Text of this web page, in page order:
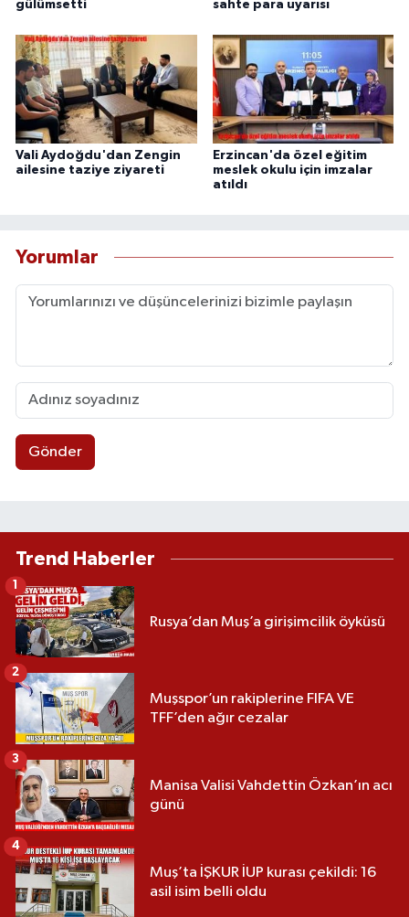
gülümsetti sahte para uyarısı
Vali Aydoğdu'dan Zengin
ailesine taziye ziyareti
Erzincan'da özel eğitim
meslek okulu için imzalar
atıldı
Yorumlar
Gönder
Trend Haberler
Rusya’dan Muş’a girişimcilik öyküsü
Muşspor’un rakiplerine FIFA VE
TFF’den ağır cezalar
2
Manisa Valisi Vahdettin Özkan’ın acı
günü
3
Muş’ta İŞKUR İUP kurası çekildi: 16
asil isim belli oldu
4